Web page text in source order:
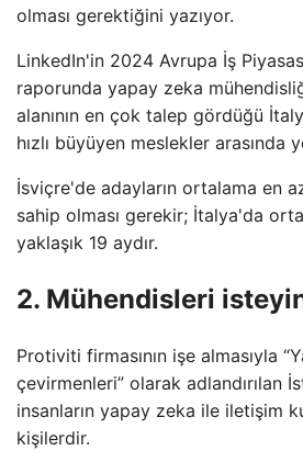
olması gerektiğini yazıyor.
LinkedIn'in 2024 Avrupa İş
raporunda yapay zeka
alanının en çok talep gördüğü
hızlı büyüyen meslekler arasında
İsviçre'de adayların ortalama en
sahip olması gerekir; İtalya'da
yaklaşık 19 aydır.
2. Mühendisleri
Protiviti firmasının işe almasıyla
çevirmenleri” olarak adlandırılan
insanların yapay zeka ile iletişim
kişilerdir.